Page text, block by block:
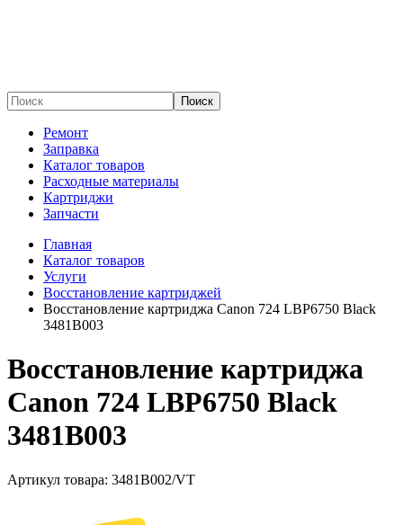
Поиск
Ремонт
Заправка
Каталог товаров
Расходные материалы
Картриджи
Запчасти
Главная
Каталог товаров
Услуги
Восстановление картриджей
Восстановление картриджа Canon 724 LBP6750 Black
3481B003
Восстановление картриджа
Canon 724 LBP6750 Black
3481B003
Артикул товара: 3481B002/VT